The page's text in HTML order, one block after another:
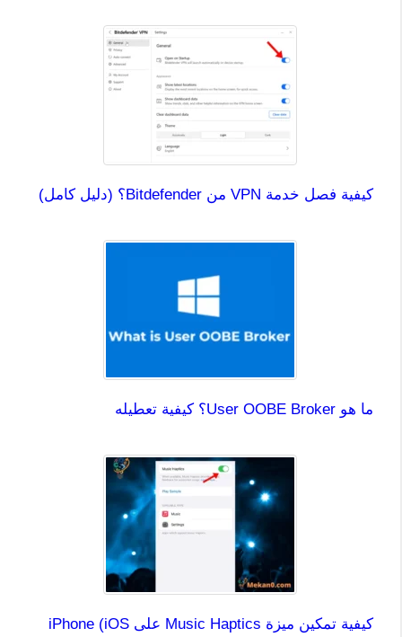
كيفية فصل خدمة VPN من Bitdefender؟ (دليل كامل)
ما هو User OOBE Broker؟ كيفية تعطيله
كيفية تمكين ميزة Music Haptics على iPhone (iOS